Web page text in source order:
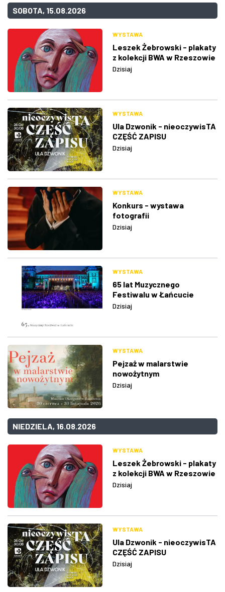
SOBOTA, 15.08.2026
WYSTAWA
Leszek Żebrowski - plakaty
z kolekcji BWA w Rzeszowie
Dzisiaj
WYSTAWA
Ula Dzwonik - nieoczywisTA
CZĘŚĆ ZAPISU
Dzisiaj
WYSTAWA
Konkurs - wystawa
fotografii
Dzisiaj
WYSTAWA
65 lat Muzycznego
Festiwalu w Łańcucie
Dzisiaj
WYSTAWA
Pejzaż w malarstwie
nowożytnym
Dzisiaj
NIEDZIELA, 16.08.2026
WYSTAWA
Leszek Żebrowski - plakaty
z kolekcji BWA w Rzeszowie
Dzisiaj
WYSTAWA
Ula Dzwonik - nieoczywisTA
CZĘŚĆ ZAPISU
Dzisiaj